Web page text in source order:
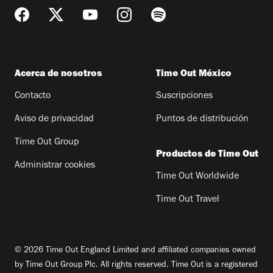
Acerca de nosotros
Contacto
Aviso de privacidad
Time Out Group
Administrar cookies
Time Out México
Suscripciones
Puntos de distribución
Productos de Time Out
Time Out Worldwide
Time Out Travel
© 2026 Time Out England Limited and affiliated companies owned
by Time Out Group Plc. All rights reserved. Time Out is a registered